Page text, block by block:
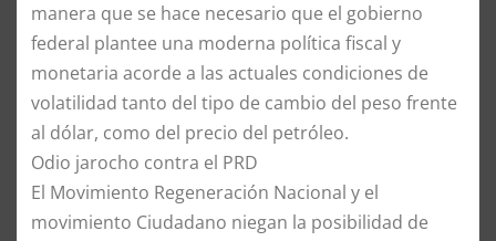
manera que se hace necesario que el gobierno
federal plantee una moderna política fiscal y
monetaria acorde a las actuales condiciones de
volatilidad tanto del tipo de cambio del peso frente
al dólar, como del precio del petróleo.
Odio jarocho contra el PRD
El Movimiento Regeneración Nacional y el
movimiento Ciudadano niegan la posibilidad de